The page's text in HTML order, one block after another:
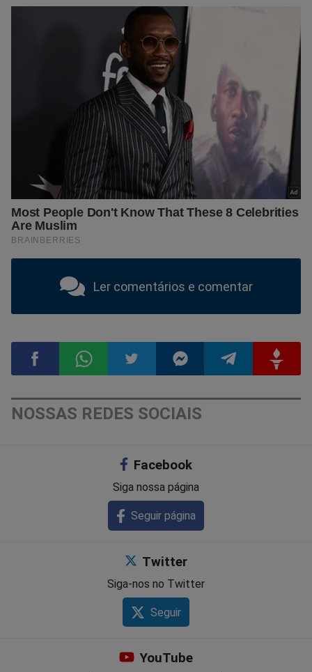
Ler comentários e comentar
CompartilharCompartilhar
Whatsapp
Compartilhar
Twitter
Compartilhar
Messenger
NOSSAS REDES SOCIAIS
Facebook
Siga nossa página
Seguir página
Twitter
Siga-nos no Twitter
Seguir
YouTube